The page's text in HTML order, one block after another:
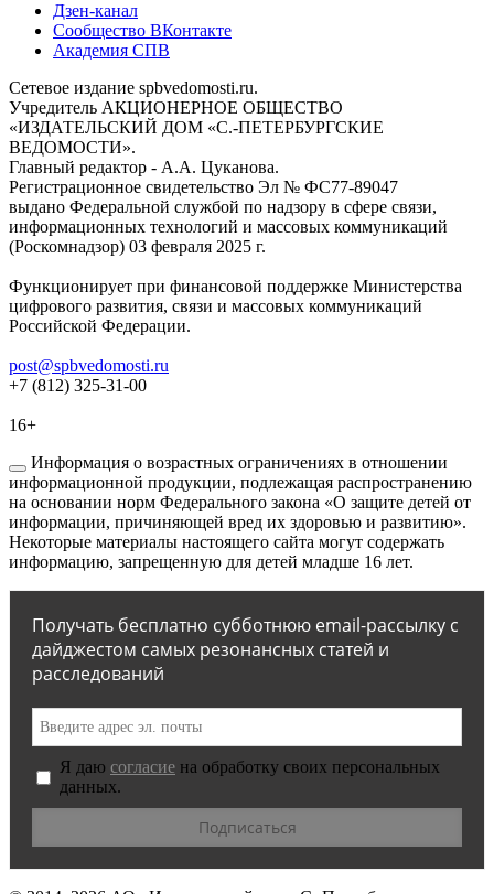
Дзен-канал
Сообщество ВКонтакте
Академия СПВ
Сетевое издание spbvedomosti.ru.
Учредитель АКЦИОНЕРНОЕ ОБЩЕСТВО
«ИЗДАТЕЛЬСКИЙ ДОМ «С.-ПЕТЕРБУРГСКИЕ
ВЕДОМОСТИ».
Главный редактор - А.А. Цуканова.
Регистрационное свидетельство Эл № ФС77-89047
выдано Федеральной службой по надзору в сфере связи,
информационных технологий и массовых коммуникаций
(Роскомнадзор) 03 февраля 2025 г.
Функционирует при финансовой поддержке Министерства
цифрового развития, связи и массовых коммуникаций
Российской Федерации.
post@spbvedomosti.ru
+7 (812) 325-31-00
16+
Информация о возрастных ограничениях в отношении
информационной продукции, подлежащая распространению
на основании норм Федерального закона «О защите детей от
информации, причиняющей вред их здоровью и развитию».
Некоторые материалы настоящего сайта могут содержать
информацию, запрещенную для детей младше 16 лет.
Получать бесплатно субботнюю email-рассылку с
дайджестом самых резонансных статей и
расследований
Я даю согласие на обработку своих персональных
данных.